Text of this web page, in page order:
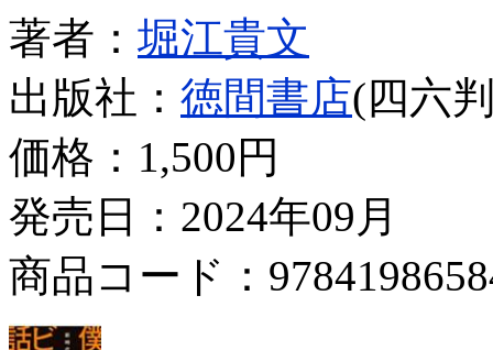
著者： 堀江貴文
出版社： 徳間書店(四六
価格： 1,500円
発売日：2024年09月
商品コード：